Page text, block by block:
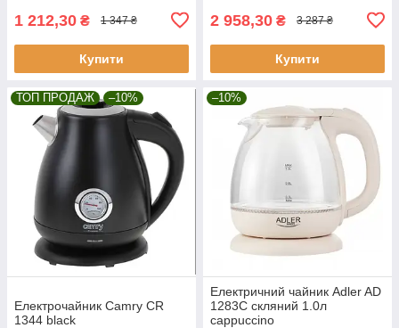
1 212,30 ₴ 1 347 ₴
Купити
2 958,30 ₴ 3 287 ₴
Купити
ТОП ПРОДАЖ –10%
Електрочайник Camry CR
1344 black
–10%
Електричний чайник Adler AD
1283C скляний 1.0л
cappuccino